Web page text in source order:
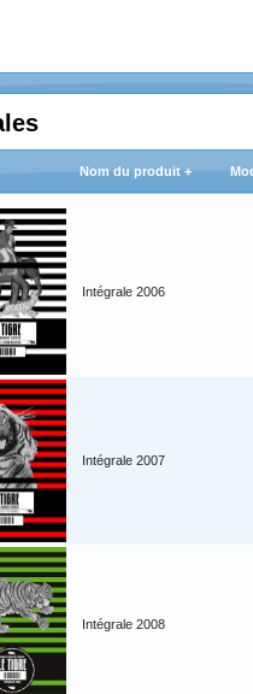
Nom du produit +
Intégrale 2006
Intégrale 2007
Intégrale 2008